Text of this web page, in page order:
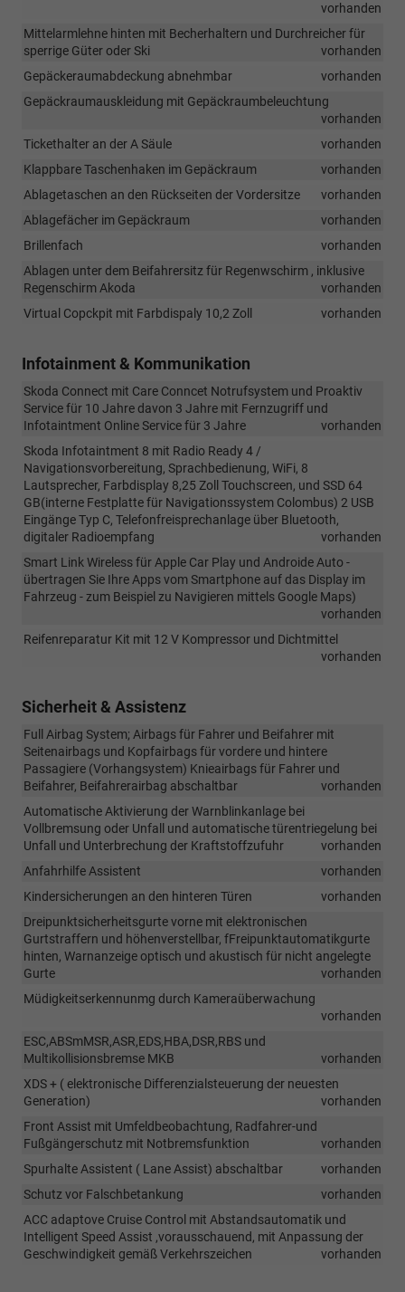
vorhanden
Mittelarmlehne hinten mit Becherhaltern und Durchreicher für
sperrige Güter oder Ski
vorhanden
Gepäckeraumabdeckung abnehmbar
vorhanden
Gepäckraumauskleidung mit Gepäckraumbeleuchtung
vorhanden
Tickethalter an der A Säule
vorhanden
Klappbare Taschenhaken im Gepäckraum
vorhanden
Ablagetaschen an den Rückseiten der Vordersitze
vorhanden
Ablagefächer im Gepäckraum
vorhanden
Brillenfach
vorhanden
Ablagen unter dem Beifahrersitz für Regenwschirm , inklusive
Regenschirm Akoda
vorhanden
Virtual Copckpit mit Farbdispaly 10,2 Zoll
vorhanden
Infotainment & Kommunikation
Skoda Connect mit Care Conncet Notrufsystem und Proaktiv
Service für 10 Jahre davon 3 Jahre mit Fernzugriff und
Infotaintment Online Service für 3 Jahre
vorhanden
Skoda Infotaintment 8 mit Radio Ready 4 /
Navigationsvorbereitung, Sprachbedienung, WiFi, 8
Lautsprecher, Farbdisplay 8,25 Zoll Touchscreen, und SSD 64
GB(interne Festplatte für Navigationssystem Colombus) 2 USB
Eingänge Typ C, Telefonfreisprechanlage über Bluetooth,
digitaler Radioempfang
vorhanden
Smart Link Wireless für Apple Car Play und Androide Auto -
übertragen Sie Ihre Apps vom Smartphone auf das Display im
Fahrzeug - zum Beispiel zu Navigieren mittels Google Maps)
vorhanden
Reifenreparatur Kit mit 12 V Kompressor und Dichtmittel
vorhanden
Sicherheit & Assistenz
Full Airbag System; Airbags für Fahrer und Beifahrer mit
Seitenairbags und Kopfairbags für vordere und hintere
Passagiere (Vorhangsystem) Knieairbags für Fahrer und
Beifahrer, Beifahrerairbag abschaltbar
vorhanden
Automatische Aktivierung der Warnblinkanlage bei
Vollbremsung oder Unfall und automatische türentriegelung bei
Unfall und Unterbrechung der Kraftstoffzufuhr
vorhanden
Anfahrhilfe Assistent
vorhanden
Kindersicherungen an den hinteren Türen
vorhanden
Dreipunktsicherheitsgurte vorne mit elektronischen
Gurtstraffern und höhenverstellbar, fFreipunktautomatikgurte
hinten, Warnanzeige optisch und akustisch für nicht angelegte
Gurte
vorhanden
Müdigkeitserkennunmg durch Kameraüberwachung
vorhanden
ESC,ABSmMSR,ASR,EDS,HBA,DSR,RBS und
Multikollisionsbremse MKB
vorhanden
XDS + ( elektronische Differenzialsteuerung der neuesten
Generation)
vorhanden
Front Assist mit Umfeldbeobachtung, Radfahrer-und
Fußgängerschutz mit Notbremsfunktion
vorhanden
Spurhalte Assistent ( Lane Assist) abschaltbar
vorhanden
Schutz vor Falschbetankung
vorhanden
ACC adaptove Cruise Control mit Abstandsautomatik und
Intelligent Speed Assist ,vorausschauend, mit Anpassung der
Geschwindigkeit gemäß Verkehrszeichen
vorhanden